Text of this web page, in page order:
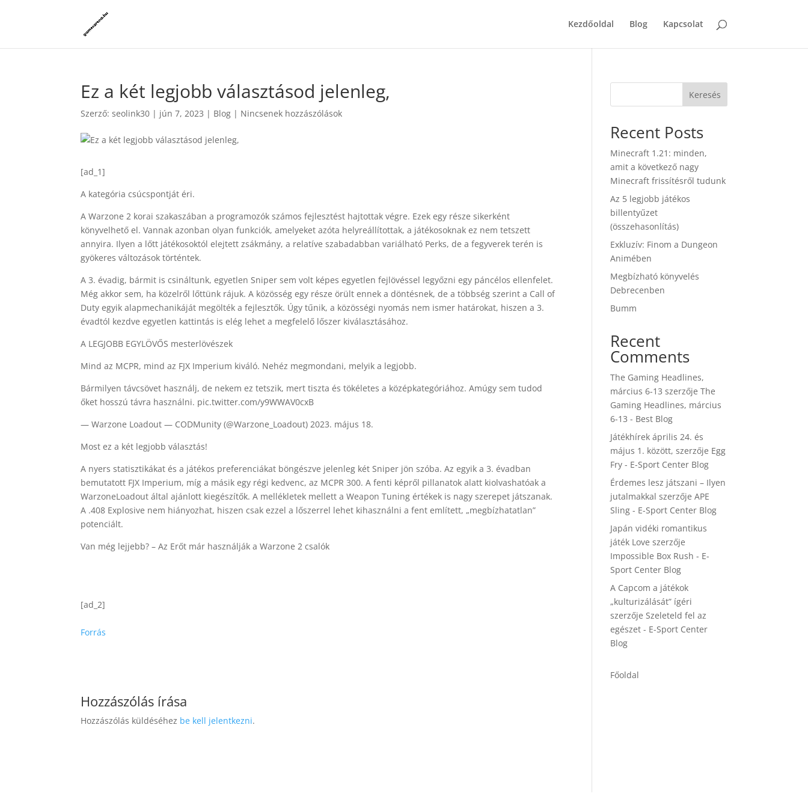
Kezdőoldal Blog Kapcsolat
Ez a két legjobb választásod jelenleg,
Szerző:seolink30 | jún 7, 2023 | Blog | Nincsenek hozzászólások
[ad_1]
A kategória csúcspontját éri.
A Warzone 2 korai szakaszában a programozók számos fejlesztést hajtottak végre. Ezek egy része sikerként
könyvelhető el. Vannak azonban olyan funkciók, amelyeket azóta helyreállítottak, a játékosoknak ez nem tetszett
annyira. Ilyen a lőtt játékosoktól elejtett zsákmány, a relatíve szabadabban variálható Perks, de a fegyverek terén is
gyökeres változások történtek.
A 3. évadig, bármit is csináltunk, egyetlen Sniper sem volt képes egyetlen fejlövéssel legyőzni egy páncélos ellenfelet.
Még akkor sem, ha közelről lőttünk rájuk. A közösség egy része örült ennek a döntésnek, de a többség szerint a Call of
Duty egyik alapmechanikáját megölték a fejlesztők. Úgy tűnik, a közösségi nyomás nem ismer határokat, hiszen a 3.
évadtól kezdve egyetlen kattintás is elég lehet a megfelelő lőszer kiválasztásához.
A LEGJOBB EGYLÖVŐS mesterlövészek
Mind az MCPR, mind az FJX Imperium kiváló. Nehéz megmondani, melyik a legjobb.
Bármilyen távcsövet használj, de nekem ez tetszik, mert tiszta és tökéletes a középkategóriához. Amúgy sem tudod
őket hosszú távra használni. pic.twitter.com/y9WWAV0cxB
— Warzone Loadout — CODMunity (@Warzone_Loadout) 2023. május 18.
Most ez a két legjobb választás!
A nyers statisztikákat és a játékos preferenciákat böngészve jelenleg két Sniper jön szóba. Az egyik a 3. évadban
bemutatott FJX Imperium, míg a másik egy régi kedvenc, az MCPR 300. A fenti képről pillanatok alatt kiolvashatóak a
WarzoneLoadout által ajánlott kiegészítők. A mellékletek mellett a Weapon Tuning értékek is nagy szerepet játszanak.
A .408 Explosive nem hiányozhat, hiszen csak ezzel a lőszerrel lehet kihasználni a fent említett, „megbízhatatlan”
potenciált.
Van még lejjebb? – Az Erőt már használják a Warzone 2 csalók
[ad_2]
Forrás
Hozzászólás írása
Hozzászólás küldéséhez be kell jelentkezni.
Keresés
Recent Posts
Minecraft 1.21: minden,
amit a következő nagy
Minecraft frissítésről tudunk
Az 5 legjobb játékos
billentyűzet
(összehasonlítás)
Exkluzív: Finom a Dungeon
Animében
Megbízható könyvelés
Debrecenben
Bumm
Recent
Comments
The Gaming Headlines,
március 6-13 szerzőjeThe
Gaming Headlines, március
6-13 - Best Blog
Játékhírek április 24. és
május 1. között, szerzője Egg
Fry - E-Sport Center Blog
Érdemes lesz játszani – Ilyen
jutalmakkal szerzőjeAPE
Sling - E-Sport Center Blog
Japán vidéki romantikus
játék Love szerzője
Impossible Box Rush - E-
Sport Center Blog
A Capcom a játékok
„kulturizálását” ígéri
szerzőjeSzeleteld fel az
egészet - E-Sport Center
Blog
Főoldal